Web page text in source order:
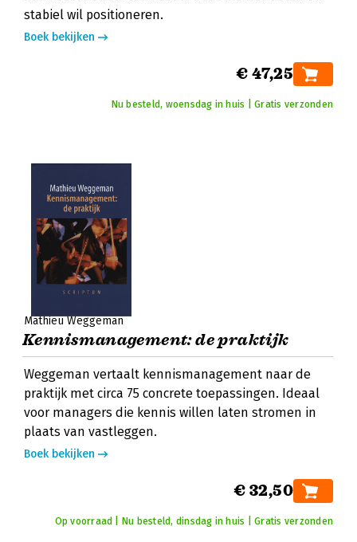
stabiel wil positioneren.
Boek bekijken
€ 47,25
Nu besteld, woensdag in huis | Gratis verzonden
Mathieu Weggeman
Kennismanagement: de praktijk
Weggeman vertaalt kennismanagement naar de
praktijk met circa 75 concrete toepassingen. Ideaal
voor managers die kennis willen laten stromen in
plaats van vastleggen.
Boek bekijken
€ 32,50
Op voorraad | Nu besteld, dinsdag in huis | Gratis verzonden